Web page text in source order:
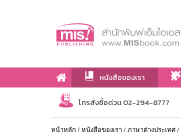
หนังสือของเรา
เกี่ยวกับเรา
โทรสั่งซื้อด่วน 02-294-8777
หน้าหลัก /หนังสือของเรา /ภาษาต่างประเทศ/